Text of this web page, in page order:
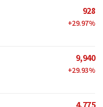
928
+29.97%
9,940
+29.93%